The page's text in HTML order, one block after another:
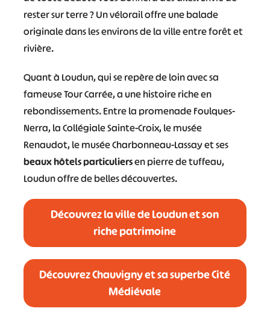
rester sur terre ? Un vélorail offre une balade
originale dans les environs de la ville entre forêt et
rivière.
Quant à Loudun, qui se repère de loin avec sa
fameuse Tour Carrée, a une histoire riche en
rebondissements. Entre la promenade Foulques-
Nerra, la Collégiale Sainte-Croix, le musée
Renaudot, le musée Charbonneau-Lassay et ses
beaux hôtels particuliersen pierre de tuffeau,
Loudun offre de belles découvertes.
Découvrez la ville de Loudun et son
riche patrimoine
Découvrez Chauvigny et sa superbe Cité
Médiévale